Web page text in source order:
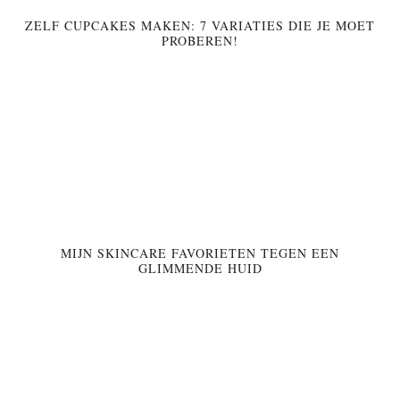
ZELF CUPCAKES MAKEN: 7 VARIATIES DIE JE MOET
PROBEREN!
MIJN SKINCARE FAVORIETEN TEGEN EEN
GLIMMENDE HUID